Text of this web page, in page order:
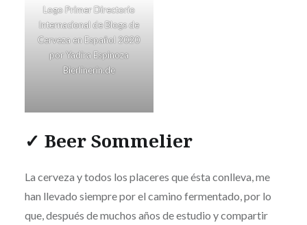
Logo Primer Directorio
Internacional de Blogs de
Cerveza en Español 2020
por Yadira Espinoza
Bierlinerin.de
✓ Beer Sommelier
La cerveza y todos los placeres que ésta conlleva, me
han llevado siempre por el camino fermentado, por lo
que, después de muchos años de estudio y compartir